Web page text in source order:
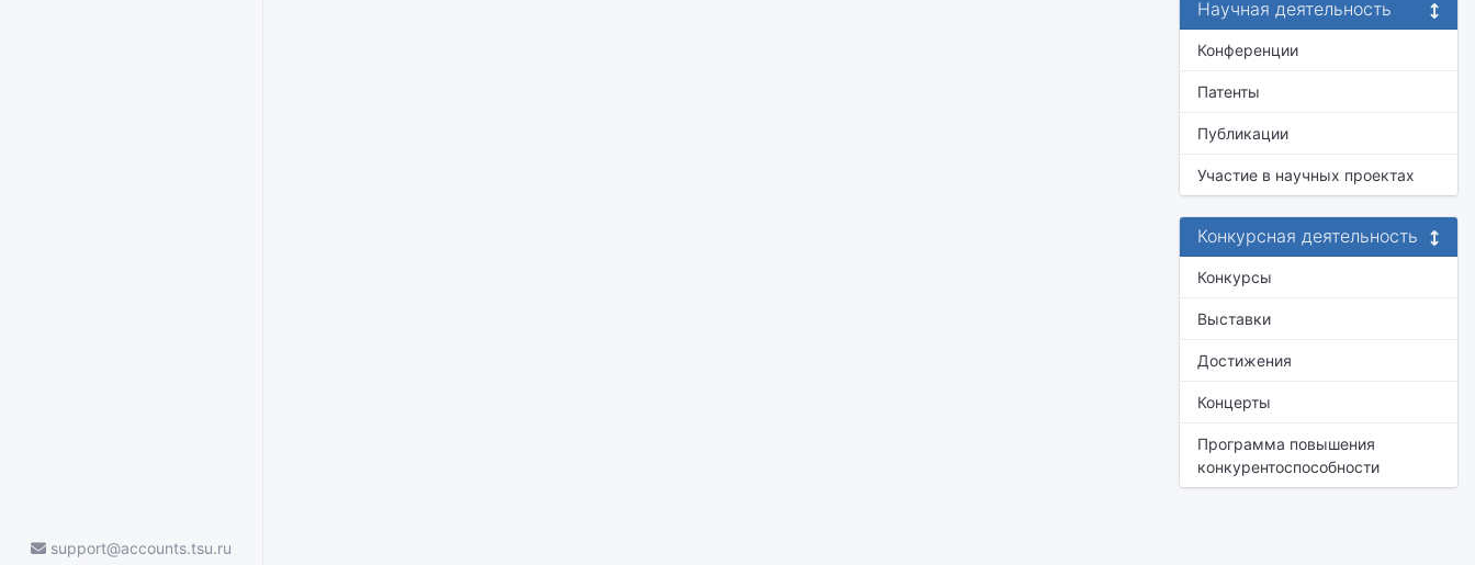
support@accounts.tsu.ru
Научная деятельность
Конференции
Патенты
Публикации
Участие в научных проектах
Конкурсная деятельность
Конкурсы
Выставки
Достижения
Концерты
Программа повышения
конкурентоспособности